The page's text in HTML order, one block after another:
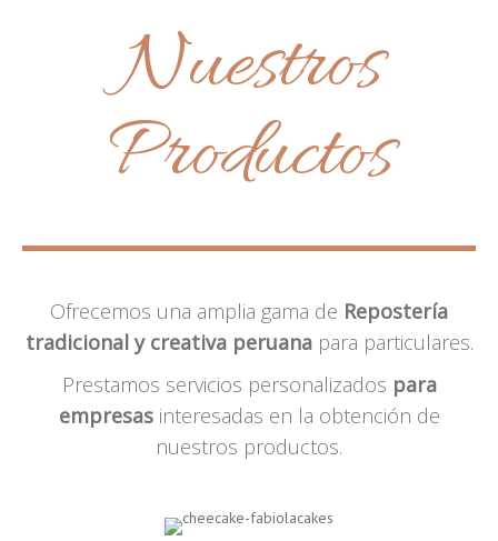
Nuestros
Productos
Ofrecemos una amplia gama de Repostería
tradicional y creativa peruanapara particulares.
Prestamos servicios personalizados para
empresasinteresadas en la obtención de
nuestros productos.